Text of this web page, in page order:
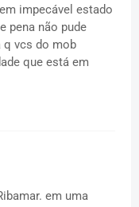
impecável estado
pena não pude
q vcs do mob
que está em
em uma